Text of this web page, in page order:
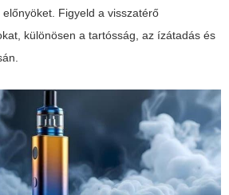
Figyeld a visszatérő
különösen a tartósság, az ízátadás és